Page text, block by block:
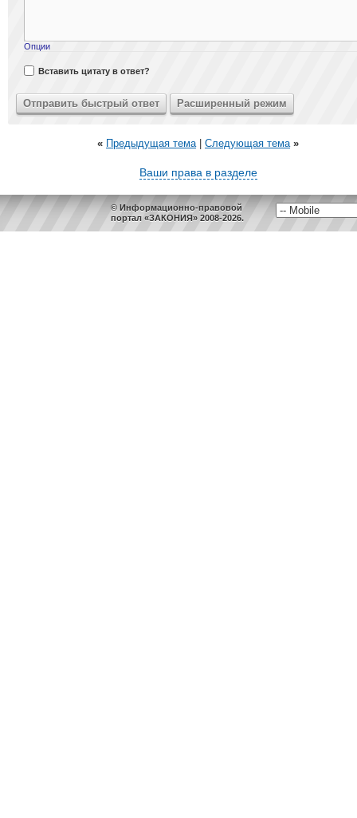
Опции
Вставить цитату в ответ?
« Предыдущая тема| Следующая тема »
Ваши права в разделе
© Информационно-правовой
портал «ЗАКОНИЯ» 2008-2026.